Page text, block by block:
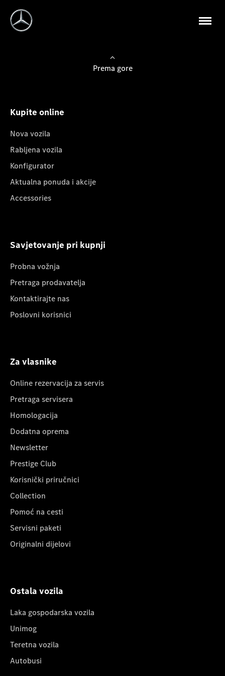
Prema gore
Kupite online
Nova vozila
Rabljena vozila
Konfigurator
Aktualna ponuda i akcije
Accessories
Savjetovanje pri kupnji
Probna vožnja
Pretraga prodavatelja
Kontaktirajte nas
Poslovni korisnici
Za vlasnike
Online rezervacija za servis
Pretraga servisera
Homologacija
Dodatna oprema
Newsletter
Prestige Club
Korisnički priručnici
Collection
Pomoć na cesti
Servisni paketi
Originalni dijelovi
Ostala vozila
Laka gospodarska vozila
Unimog
Teretna vozila
Autobusi